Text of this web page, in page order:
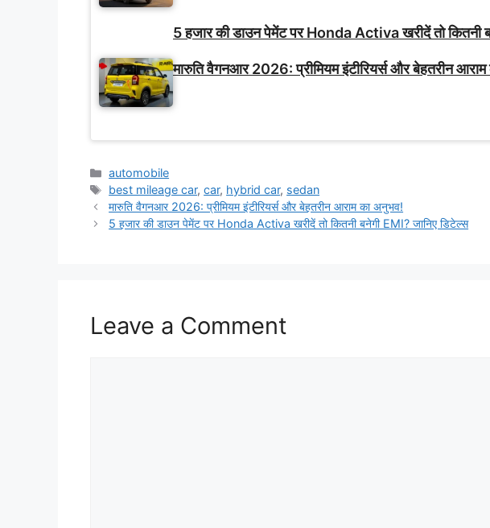
5 हजार की डाउन पेमेंट पर Honda Activa खरीदें तो कितनी
मारुति वैगनआर 2026: प्रीमियम इंटीरियर्स और बेहतरीन
Categories
automobile
Tags
best mileage car,car, hybrid car, sedan
मारुति वैगनआर 2026: प्रीमियम इंटीरियर्स और बेहतरीन आराम का अनुभव!
5 हजार की डाउन पेमेंट पर Honda Activa खरीदें तो कितनी बनेगी EMI? जानिए डिटेल्स
Leave a Comment